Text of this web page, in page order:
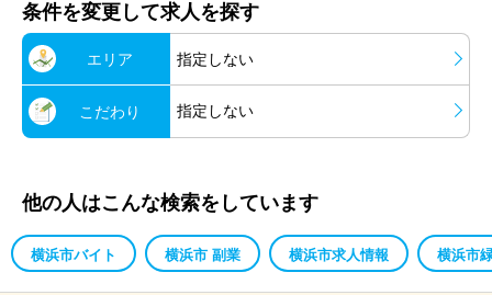
条件を変更して求人を探す
エリア 指定しない
こだわり 指定しない
他の人はこんな検索をしています
横浜市バイト 横浜市 副業 横浜市求人情報 横浜市